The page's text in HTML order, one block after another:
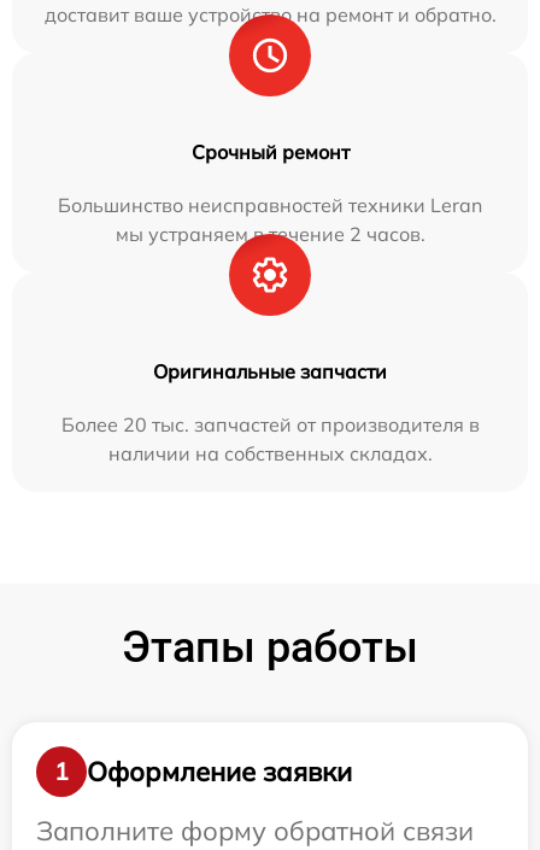
доставит ваше устройство на ремонт и обратно.
Срочный ремонт
Большинство неисправностей техники Leran
мы устраняем в течение 2 часов.
Оригинальные запчасти
Более 20 тыс. запчастей от производителя в
наличии на собственных складах.
Этапы работы
1
Оформление заявки
Заполните форму обратной связи